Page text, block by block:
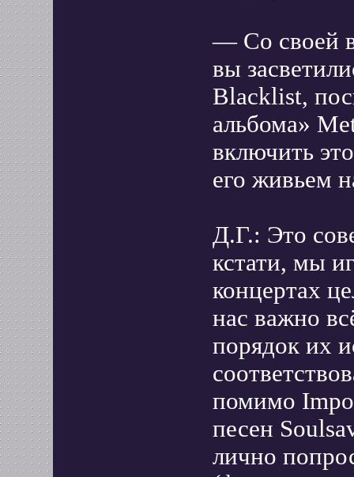
— Со своей
вы
Blacklist,
альбома»
включить
его живьем
Д.Г.: Это
кстати, мы
концертах
нас важно
порядок их
помимо
песен
лично